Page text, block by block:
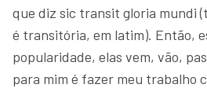
que diz sic transit gloria mundi
é transitória, em latim). Então,
popularidade, elas vem, vão,
para mim é fazer meu trabalho